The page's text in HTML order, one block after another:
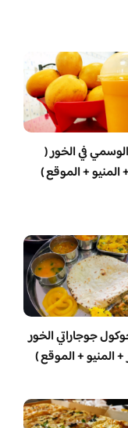
الوسمي في الخور (
المنيو + الموقع )
جوجاراتي الخور
+ المنيو + الموقع )